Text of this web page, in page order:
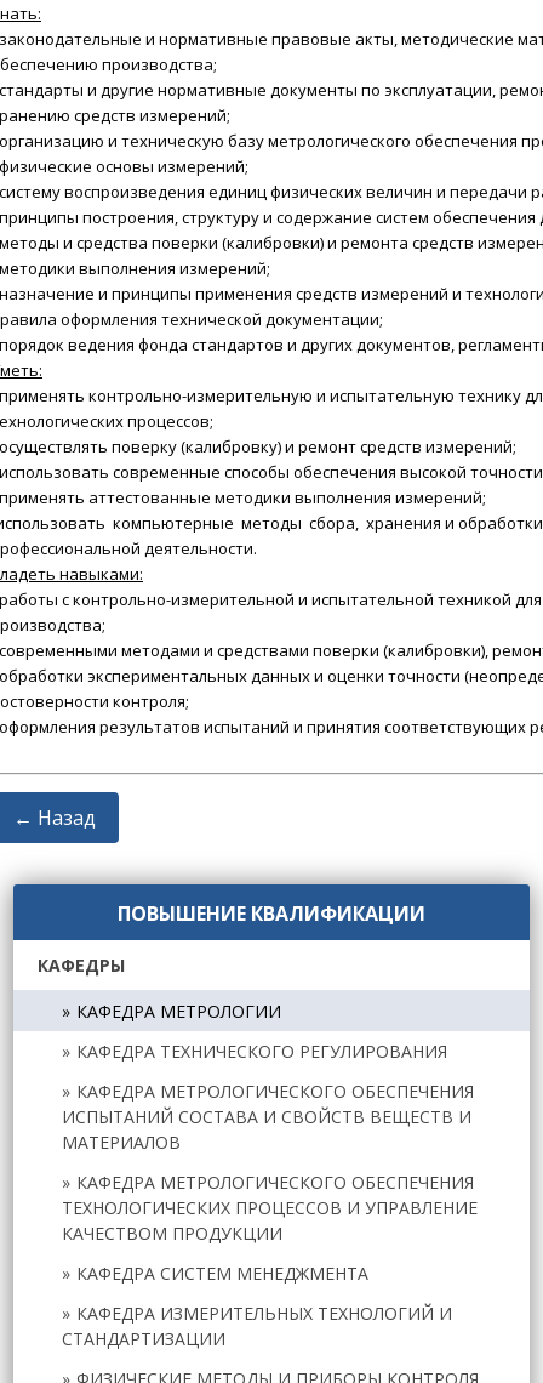
и нормативные правовые акты, методические
производства;
и другие нормативные документы по эксплуатации,
средств измерений;
и техническую базу метрологического обеспечения
основы измерений;
воспроизведения единиц физических величин и передачи
построения, структуру и содержание систем
и средства поверки (калибровки) и ремонта средств
выполнения измерений;
и принципы применения средств измерений и
оформления технической документации;
ведения фонда стандартов и других документов,
контрольно-измерительную и испытательную технику
процессов;
поверку (калибровку) и ремонт средств измерений;
современные способы обеспечения высокой
аттестованные методики выполнения измерений;
компьютерные методы сбора, хранения и
деятельности.
навыками:
с контрольно-измерительной и испытательной техникой
методами и средствами поверки (калибровки),
экспериментальных данных и оценки точности
контроля;
результатов испытаний и принятия соответствующих
← Назад
ПОВЫШЕНИЕ КВАЛИФИКАЦИИ
КАФЕДРЫ
КАФЕДРА МЕТРОЛОГИИ
КАФЕДРА ТЕХНИЧЕСКОГО РЕГУЛИРОВАНИЯ
КАФЕДРА МЕТРОЛОГИЧЕСКОГО ОБЕСПЕЧЕНИЯ
ИСПЫТАНИЙ СОСТАВА И СВОЙСТВ ВЕЩЕСТВ И
МАТЕРИАЛОВ
КАФЕДРА МЕТРОЛОГИЧЕСКОГО ОБЕСПЕЧЕНИЯ
ТЕХНОЛОГИЧЕСКИХ ПРОЦЕССОВ И УПРАВЛЕНИЕ
КАЧЕСТВОМ ПРОДУКЦИИ
КАФЕДРА СИСТЕМ МЕНЕДЖМЕНТА
КАФЕДРА ИЗМЕРИТЕЛЬНЫХ ТЕХНОЛОГИЙ И
СТАНДАРТИЗАЦИИ